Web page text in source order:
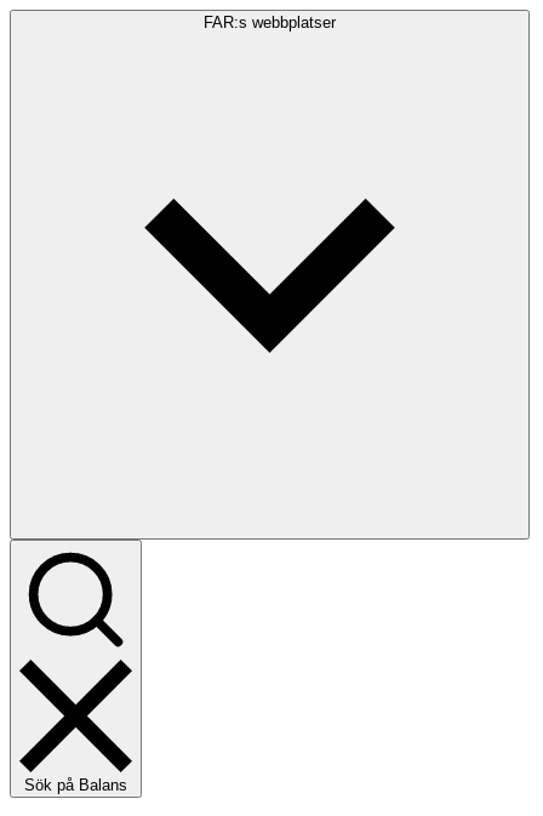
FAR:s webbplatser
Sök på Balans